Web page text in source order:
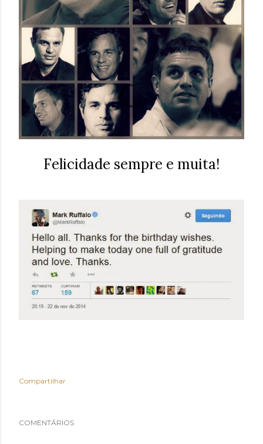
Felicidade sempre e muita!
Compartilhar
COMENTÁRIOS